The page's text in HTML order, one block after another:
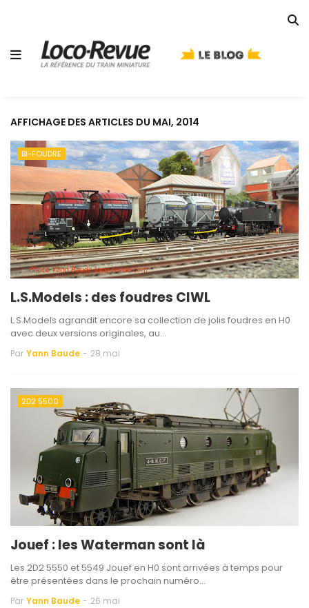
AFFICHAGE DES ARTICLES DU MAI, 2014
BI-FOUDRE
L.S.Models : des foudres CIWL
L.S.Models agrandit encore sa collection de jolis foudres en H0
avec deux versions originales, au…
Par Yann Baude - 28 mai
2D2 5500
Jouef : les Waterman sont là
Les 2D2 5550 et 5549 Jouef en H0 sont arrivées à temps pour
être présentées dans le prochain numéro…
Par Yann Baude - 26 mai